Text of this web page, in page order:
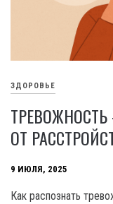
ЗДОРОВЬЕ
ОТ
9 ИЮЛЯ, 2025
Как распознать